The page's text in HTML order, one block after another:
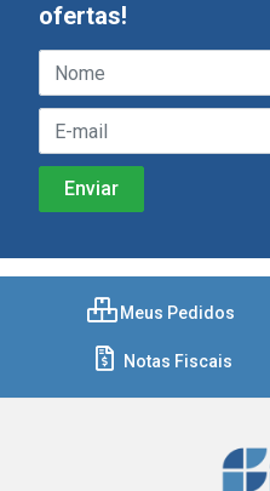
ofertas!
Meus Pedidos
Notas Fiscais